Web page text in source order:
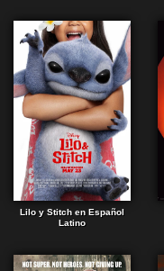
Lilo y Stitch en Español
Latino